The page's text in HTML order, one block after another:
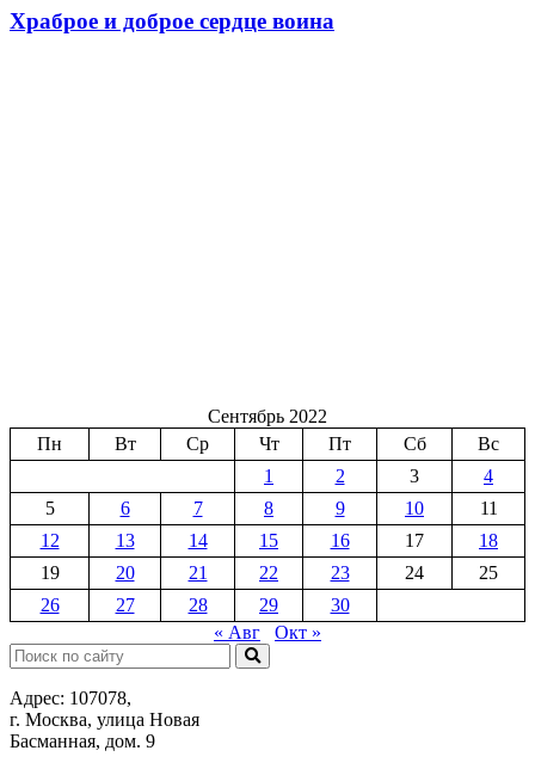
Храброе и доброе сердце воина
Сентябрь 2022
Пн
Вт Ср Чт Пт Сб
Вс
1
2 3
4
5
6 7 8 9 10
11
12
13 14 15 16 17
18
19
20 21 22 23 24
25
26
27 28 29
30
« Авг
Окт »
Поиск:
Адрес: 107078,
г. Москва, улица Новая
Басманная, дом. 9